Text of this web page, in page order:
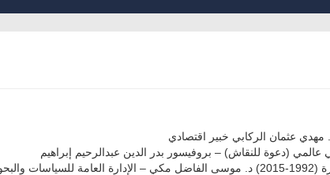
مهدي عثمان الركابي خبير اقتصادي
(دعوة للنقاش) – بروفيسور بدر الدين عبدالرحيم إبراهيم